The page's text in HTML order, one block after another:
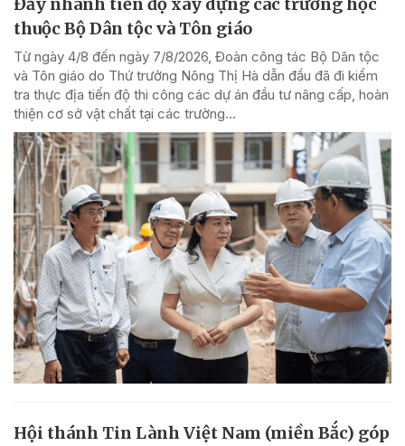
thuộc Bộ Dân tộc và Tôn giáo
Từ ngày 4/8 đến ngày 7/8/2026, Đoàn công tác Bộ Dân tộc
và Tôn giáo do Thứ trưởng Nông Thị Hà dẫn đầu đã đi kiểm
tra thực địa tiến độ thi công các dự án đầu tư nâng cấp, hoàn
thiện cơ sở vật chất tại các trường...
Hội thánh Tin Lành Việt Nam (miền Bắc) góp